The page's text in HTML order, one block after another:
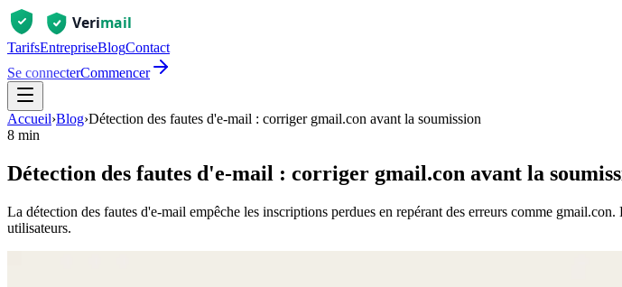
TarifsEntrepriseBlogContact
Se connecterCommencer
Accueil›Blog›Détection des fautes d'e‑mail : corriger gmail.con avant la soumission
8 min
Détection des fautes d'e‑mail : corriger gmail.con avant la
La détection des fautes d'e‑mail empêche les inscriptions perdues en repérant des erreurs comme
utilisateurs.